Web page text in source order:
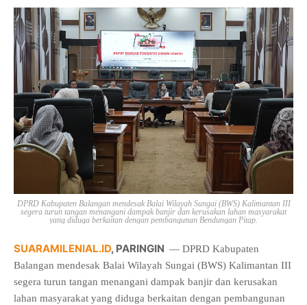
DPRD Kabupaten Balangan mendesak Balai Wilayah Sungai (BWS) Kalimantan III
segera turun tangan menangani dampak banjir dan kerusakan lahan masyarakat
yang diduga berkaitan dengan pembangunan Bendungan Pitap.
SUARAMILENIAL.ID, PARINGIN — DPRD Kabupaten
Balangan mendesak Balai Wilayah Sungai (BWS) Kalimantan III
segera turun tangan menangani dampak banjir dan kerusakan
lahan masyarakat yang diduga berkaitan dengan pembangunan